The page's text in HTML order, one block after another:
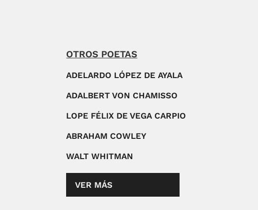
OTROS POETAS
ADELARDO LÓPEZ DE AYALA
ADALBERT VON CHAMISSO
LOPE FÉLIX DE VEGA CARPIO
ABRAHAM COWLEY
WALT WHITMAN
VER MÁS